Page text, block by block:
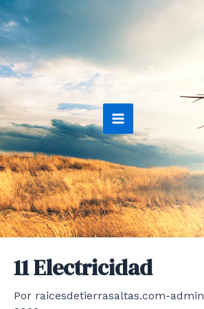
Ir
al
contenido
Main
Menu
11 Electricidad
Por raicesdetierrasaltas.com-admin